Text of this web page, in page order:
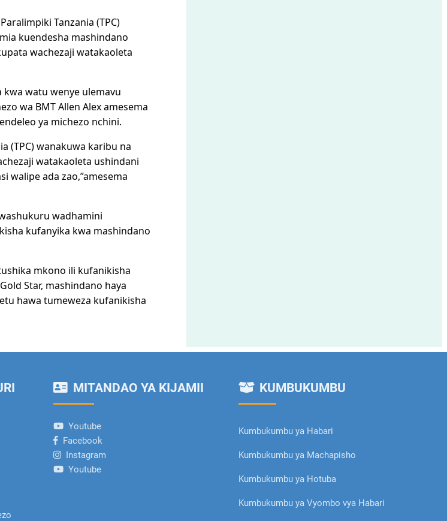
Tanzania (TPC)
kuendesha mashindano
wachezaji watakaoleta
watu wenye ulemavu
wa BMT Allen Alex amesema
ya michezo nchini.
(TPC) wanakuwa karibu na
watakaoleta ushindani
walipe ada zao,”amesema
wadhamini
kufanyika kwa mashindano
mkono ili kufanikisha
Star, mashindano haya
hawa tumeweza kufanikisha
MITANDAO YA KIJAMII
Youtube
Facebook
Instagram
Youtube
KUMBUKUMBU
Kumbukumbu ya Habari
Kumbukumbu ya Machapisho
Kumbukumbu ya Hotuba
Kumbukumbu ya Vyombo vya Habari